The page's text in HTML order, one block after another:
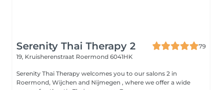
Serenity Thai Therapy 2
79
19, Kruisherenstraat Roermond 6041HK
Serenity Thai Therapy welcomes you to our salons 2 in
Roermond, Wijchen and Nijmegen , where we offer a wide